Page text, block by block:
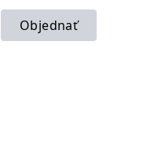
Objednať